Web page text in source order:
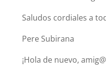
Saludos cordiales a
Pere Subirana
¡Hola de nuevo,